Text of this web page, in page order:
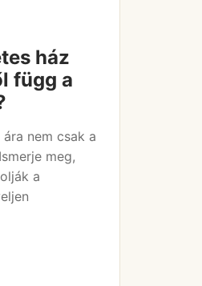
ház
függ a
nem csak a
meg,
a